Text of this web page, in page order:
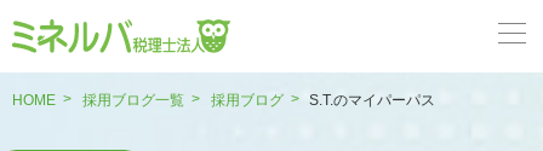
HOME 採用ブログ一覧 採用ブログ S.T.のマイパーパス